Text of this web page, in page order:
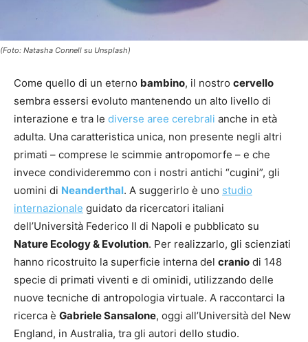
(Foto: Natasha Connell su Unsplash)
Come quello di un eterno bambino, il nostro cervello
sembra essersi evoluto mantenendo un alto livello di
interazione e tra le diverse aree cerebrali anche in età
adulta. Una caratteristica unica, non presente negli altri
primati – comprese le scimmie antropomorfe – e che
invece condivideremmo con i nostri antichi “cugini”, gli
uomini di Neanderthal. A suggerirlo è uno studio
internazionale guidato da ricercatori italiani
dell’Università Federico II di Napoli e pubblicato su
Nature Ecology & Evolution. Per realizzarlo, gli scienziati
hanno ricostruito la superficie interna del cranio di 148
specie di primati viventi e di ominidi, utilizzando delle
nuove tecniche di antropologia virtuale. A raccontarci la
ricerca è Gabriele Sansalone, oggi all’Università del New
England, in Australia, tra gli autori dello studio.